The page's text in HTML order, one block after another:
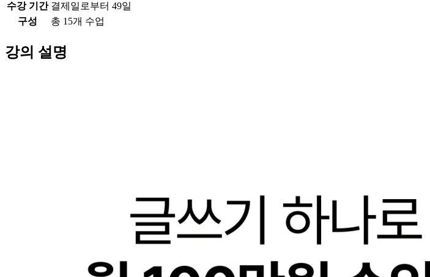
수강 기간 결제일로부터 49일
구성
총 15개 수업
강의 설명